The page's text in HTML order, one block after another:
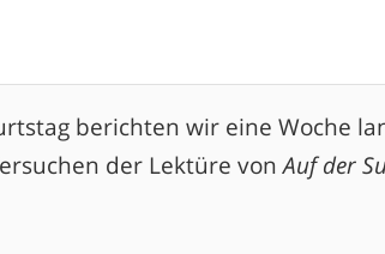
berichten wir eine Woche
der Lektüre vonAuf der